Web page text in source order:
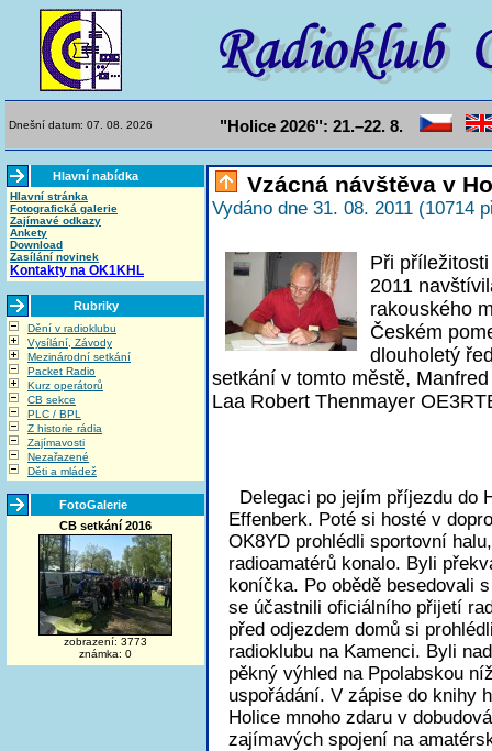
Dnešní datum: 07. 08. 2026 "Holice 2026": 21.–22. 8.
Hlavní nabídka
Hlavní stránka
Fotografická galerie
Zajímavé odkazy
Ankety
Download
Zasílání novinek
Kontakty na OK1KHL
Rubriky
Dění v radioklubu
Vysílání, Závody
Mezinárodní setkání
Packet Radio
Kurz operátorů
CB sekce
PLC / BPL
Z historie rádia
Zajímavosti
Nezařazené
Děti a mládež
FotoGalerie
CB setkání 2016
zobrazení: 3773
známka: 0
Vzácná návštěva v
Vydáno dne 31. 08. 2011 (10714
Při
2011
rakouského
Českém
dlouholetý
setkání v tomto městě,
Laa Robert Thenmayer
Delegaci po jejím příjezdu do
Effenberk. Poté si hosté v
OK8YD prohlédli sportovní
radioamatérů konalo. Byli
koníčka. Po obědě besedovali
se účastnili oficiálního přijetí
před odjezdem domů si
radioklubu na Kamenci. Byli
pěkný výhled na Ppolabskou
uspořádání. V zápise do knihy
Holice mnoho zdaru v
zajímavých spojení na